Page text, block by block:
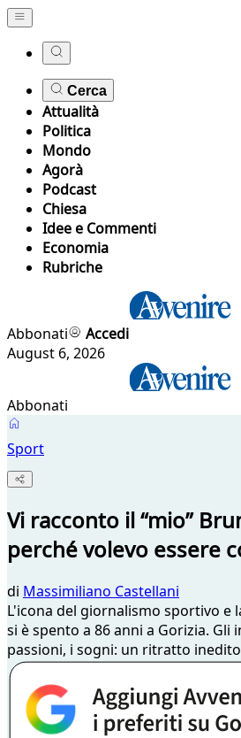
Cerca
Attualità
Politica
Mondo
Agorà
Podcast
Chiesa
Idee e Commenti
Economia
Rubriche
Abbonati
Accedi
August 6, 2026
Abbonati
Sport
Vi racconto il “mio”
perché volevo essere
di Massimiliano Castellani
L'icona del giornalismo sportivo e
si è spento a 86 anni a Gorizia. Gli
passioni, i sogni: un ritratto inedito